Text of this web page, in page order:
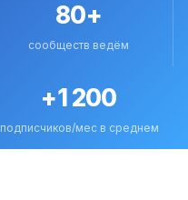
80+
сообществ ведём
+1 200
подписчиков/мес в среднем